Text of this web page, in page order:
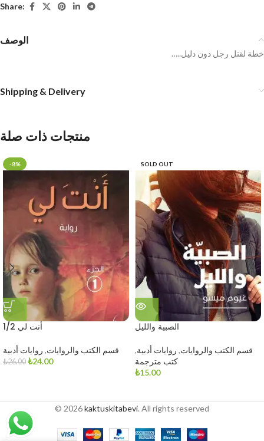
Share:
الوصف
…..خطة لقتل رجل دون دليل
Shipping & Delivery
منتجات ذات صلة
-8%
أنت لي 1/2
قسم الكتب والروايات, روايات أدبية
₺26.00 ₺24.00
SOLD OUT
الصبية والليل
قسم الكتب والروايات, روايات أدبية,
كتب مترجمة
₺15.00
© 2026kaktuskitabevi. All rights reserved